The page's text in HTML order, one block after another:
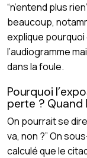
“n’entend plus
beaucoup,
explique
l’audiogramme
dans la foule.
Pourquoi
perte ?
On pourrait se
va, non ?” On
calculé que le